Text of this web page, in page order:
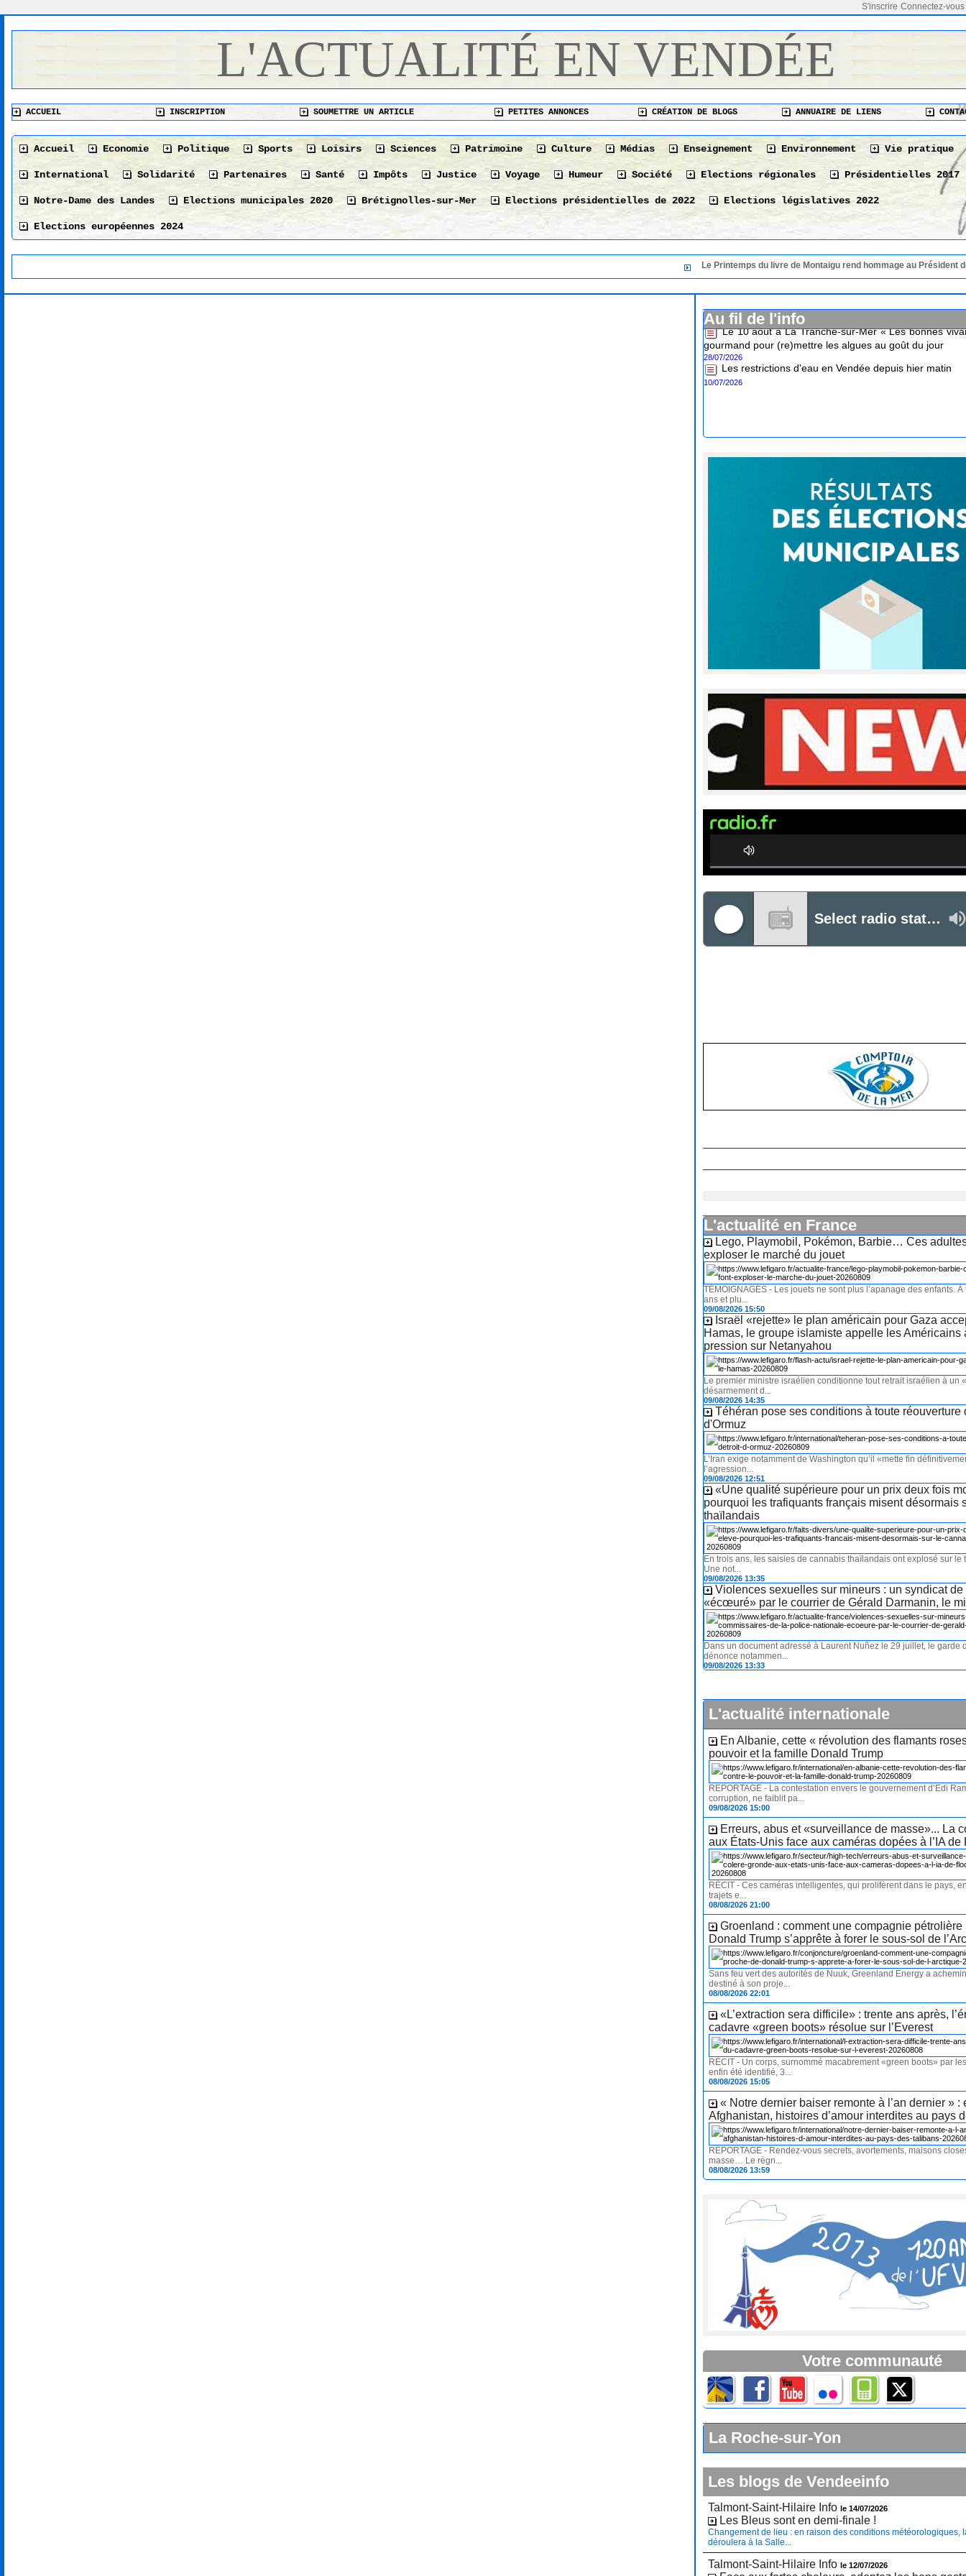
Connectez-vous
S'inscrire
L'ACTUALITÉ EN VENDÉE
ACCUEIL INSCRIPTION SOUMETTRE UN ARTICLE PETITES ANNONCES CRÉATION DE BLOGS ANNUAIRE DE LIENS
Accueil Economie Politique Sports Loisirs Sciences Patrimoine Culture Médias Enseignement Environnement Vie pratique
International Solidarité Partenaires Santé Impôts Justice Voyage Humeur Société Elections régionales Présidentielles 2017
Notre-Dame des Landes Elections municipales 2020 Brétignolles-sur-Mer Elections présidentielles de 2022 Elections législatives 2022
Elections européennes 2024
Le Printemps du livre de Montaigu rend hommage au Président de sa 36 éme
Au fil de l'info
Le Printemps du livre de Montaigu rend hommage
36 éme édition
Le 10 août à La Tranche-sur-Mer « Les bonnes
gourmand pour (re)mettre les algues au goût du jour
28/07/2026
Les restrictions d'eau en Vendée depuis hier matin
10/07/2026
0%
Complete
Select radio station
L'actualité en France
Lego, Playmobil, Pokémon, Barbie… Ces
exploser le marché du jouet
TÉMOIGNAGES - Les jouets ne sont plus l’apanage des enfants.
ans et plu...
09/08/2026 15:50
Israël «rejette» le plan américain pour Gaza
Hamas, le groupe islamiste appelle les Américains
pression sur Netanyahou
Le premier ministre israélien conditionne tout retrait israélien à un
désarmement d...
09/08/2026 14:35
Téhéran pose ses conditions à toute réouverture
d'Ormuz
L’Iran exige notamment de Washington qu’il «mette fin
l’agression...
09/08/2026 12:51
«Une qualité supérieure pour un prix deux fois
pourquoi les trafiquants français misent désormais
thaïlandais
En trois ans, les saisies de cannabis thaïlandais ont explosé sur le
Une not...
09/08/2026 13:35
Violences sexuelles sur mineurs : un syndicat
«écœuré» par le courrier de Gérald Darmanin, le
Dans un document adressé à Laurent Nuñez le 29 juillet, le garde
dénonce notammen...
09/08/2026 13:33
L'actualité internationale
En Albanie, cette « révolution des flamants
pouvoir et la famille Donald Trump
REPORTAGE - La contestation envers le gouvernement d’Edi
corruption, ne faiblit pa...
09/08/2026 15:00
Erreurs, abus et «surveillance de masse»... La
aux États-Unis face aux caméras dopées à l’IA de
RÉCIT - Ces caméras intelligentes, qui prolifèrent dans le pays,
trajets e...
08/08/2026 21:00
Groenland : comment une compagnie pétrolière
Donald Trump s’apprête à forer le sous-sol de
Sans feu vert des autorités de Nuuk, Greenland Energy a
destiné à son proje...
08/08/2026 22:01
«L’extraction sera difficile» : trente ans après,
cadavre «green boots» résolue sur l’Everest
RÉCIT - Un corps, surnommé macabrement «green boots» par
enfin été identifié, 3...
08/08/2026 15:05
« Notre dernier baiser remonte à l’an dernier » :
Afghanistan, histoires d’amour interdites au pays
REPORTAGE - Rendez-vous secrets, avortements, maisons
masse… Le règn...
08/08/2026 13:59
Votre communauté
La Roche-sur-Yon
Les blogs de Vendeeinfo
Talmont-Saint-Hilaire Infole 14/07/2026
Les Bleus sont en demi-finale !
Changement de lieu : en raison des conditions météorologiques,
déroulera à la Salle...
Talmont-Saint-Hilaire Infole 12/07/2026